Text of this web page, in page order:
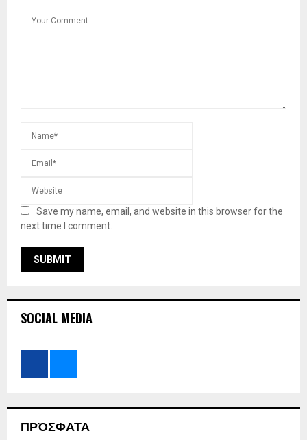
Save my name, email, and website in this browser for the
next time I comment.
SOCIAL MEDIA
ΠΡΌΣΦΑΤΑ